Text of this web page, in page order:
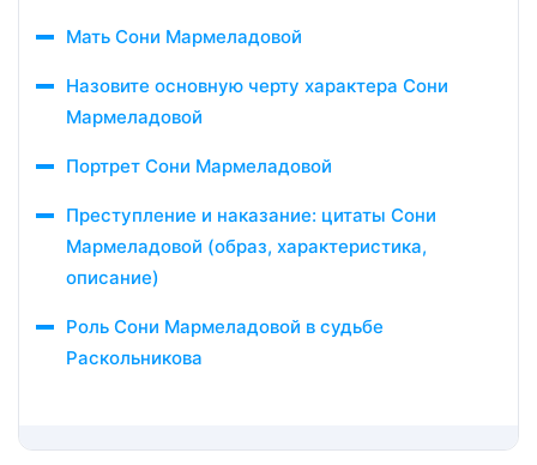
Мать Сони Мармеладовой
Назовите основную черту характера Сони
Мармеладовой
Портрет Сони Мармеладовой
Преступление и наказание: цитаты Сони
Мармеладовой (образ, характеристика,
описание)
Роль Сони Мармеладовой в судьбе
Раскольникова